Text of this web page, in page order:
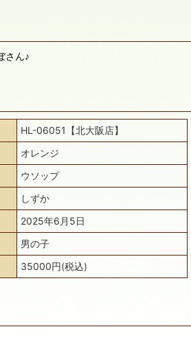
さん♪
HL-06051【北大阪店】
オレンジ
ウソップ
しずか
2025年6月5日
男の子
35000円(税込)